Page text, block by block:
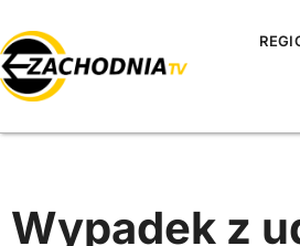
Wypadek z